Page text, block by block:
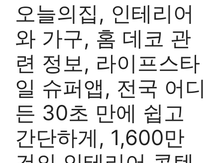
오늘의집, 인테리어
와 가구, 홈 데코 관
련 정보, 라이프스타
일 슈퍼앱, 전국 어디
든 30초 만에 쉽고
간단하게, 1,600만